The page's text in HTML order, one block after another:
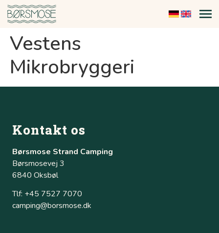
Vestens
Mikrobryggeri
Kontakt os
Børsmose Strand Camping
Børsmosevej 3
6840 Oksbøl
Tlf: +45 7527 7070
camping@borsmose.dk